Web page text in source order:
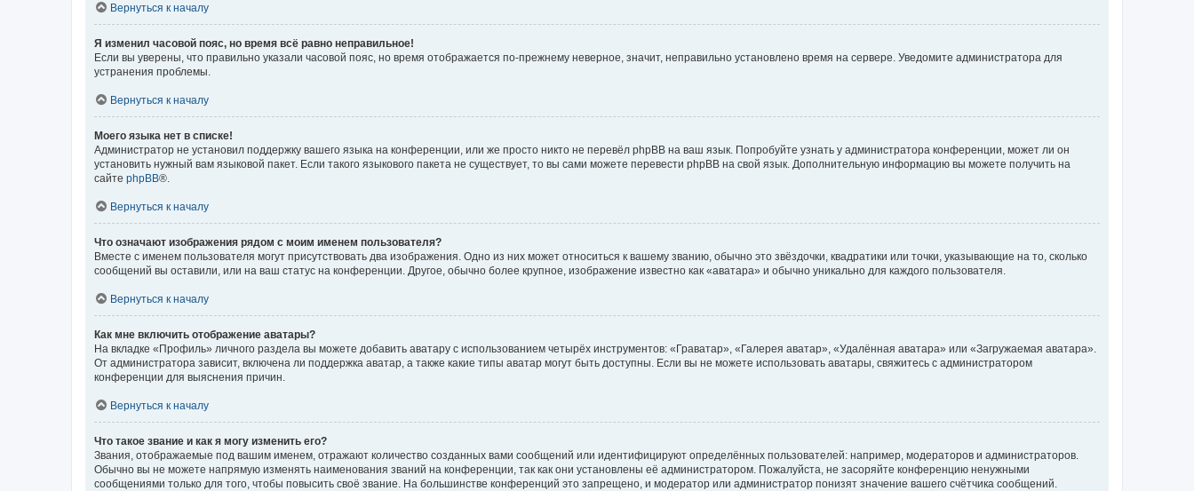
Вернуться к началу
Я изменил часовой пояс, но время всё равно неправильное!
Если вы уверены, что правильно указали часовой пояс, но время отображается по-прежнему неверное, значит, неправильно установлено время на сервере. Уведомите администратора для
устранения проблемы.
Вернуться к началу
Моего языка нет в списке!
Администратор не установил поддержку вашего языка на конференции, или же просто никто не перевёл phpBB на ваш язык. Попробуйте узнать у администратора конференции, может ли он
установить нужный вам языковой пакет. Если такого языкового пакета не существует, то вы сами можете перевести phpBB на свой язык. Дополнительную информацию вы можете получить на
сайте phpBB®.
Вернуться к началу
Что означают изображения рядом с моим именем пользователя?
Вместе с именем пользователя могут присутствовать два изображения. Одно из них может относиться к вашему званию, обычно это звёздочки, квадратики или точки, указывающие на то, сколько
сообщений вы оставили, или на ваш статус на конференции. Другое, обычно более крупное, изображение известно как «аватара» и обычно уникально для каждого пользователя.
Вернуться к началу
Как мне включить отображение аватары?
На вкладке «Профиль» личного раздела вы можете добавить аватару с использованием четырёх инструментов: «Граватар», «Галерея аватар», «Удалённая аватара» или «Загружаемая аватара».
От администратора зависит, включена ли поддержка аватар, а также какие типы аватар могут быть доступны. Если вы не можете использовать аватары, свяжитесь с администратором
конференции для выяснения причин.
Вернуться к началу
Что такое звание и как я могу изменить его?
Звания, отображаемые под вашим именем, отражают количество созданных вами сообщений или идентифицируют определённых пользователей: например, модераторов и администраторов.
Обычно вы не можете напрямую изменять наименования званий на конференции, так как они установлены её администратором. Пожалуйста, не засоряйте конференцию ненужными
сообщениями только для того, чтобы повысить своё звание. На большинстве конференций это запрещено, и модератор или администратор понизят значение вашего счётчика сообщений.